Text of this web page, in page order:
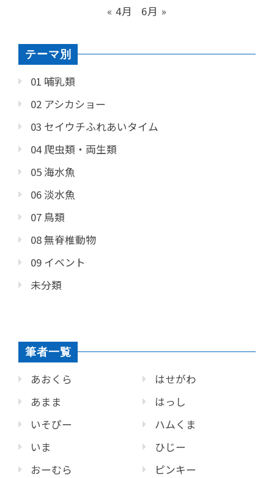
« 4月 6月 »
テーマ別
01 哺乳類
02 アシカショー
03 セイウチふれあいタイム
04 爬虫類・両生類
05 海水魚
06 淡水魚
07 鳥類
08 無脊椎動物
09 イベント
未分類
筆者一覧
あおくら
あまま
いそぴー
いま
おーむら
はせがわ
はっし
ハムくま
ひじー
ピンキー